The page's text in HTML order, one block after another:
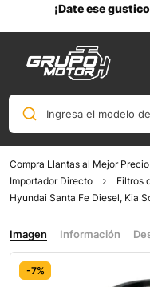
¡Date ese
Ingresa el modelo
Compra Llantas al Mejor
Importador Directo
Filtros
Hyundai Santa Fe Diesel, Kia
Imagen Información
-7%